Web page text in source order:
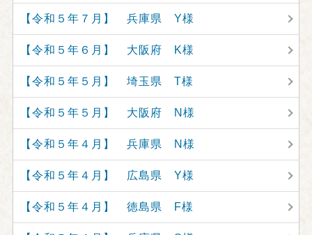
【令和５年７月】 兵庫県 Y様
【令和５年６月】 大阪府 K様
【令和５年５月】 埼玉県 T様
【令和５年５月】 大阪府 N様
【令和５年４月】 兵庫県 N様
【令和５年４月】 広島県 Y様
【令和５年４月】 徳島県 F様